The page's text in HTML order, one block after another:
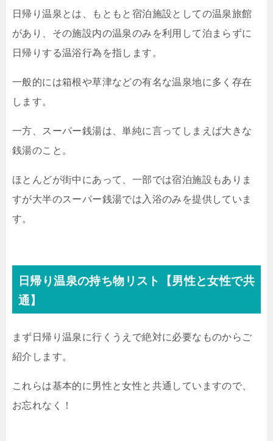
日帰り温泉とは、もともと宿泊施設としての温泉旅館
があり、その施設内の温泉のみを利用して泊まらずに
日帰りする温浴行為を指します。
一般的には箱根や草津などの有名な温泉地に多く存在
します。
一方、スーパー銭湯は、単純に言ってしまえば大きな
銭湯のこと。
ほとんどが街中にあって、一部では宿泊施設もありま
すが大半のスーパー銭湯では入浴のみを提供していま
す。
日帰り温泉の持ち物リスト【男性と女性で共
通】
まず日帰り温泉に行くうえで絶対に必要なものからご
紹介します。
これらは基本的に男性と女性と共通していますので、
お忘れなく！